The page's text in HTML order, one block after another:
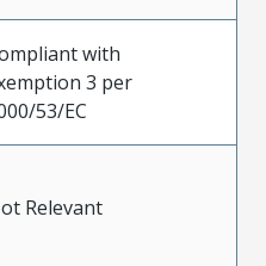
with
3 per
53/EC
Relevant